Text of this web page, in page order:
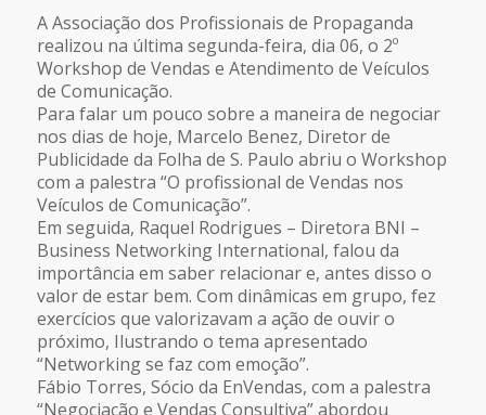
A Associação dos Profissionais de Propaganda
realizou na última segunda-feira, dia 06, o 2º
Workshop de Vendas e Atendimento de Veículos
de Comunicação.
Para falar um pouco sobre a maneira de negociar
nos dias de hoje, Marcelo Benez, Diretor de
Publicidade da Folha de S. Paulo abriu o Workshop
com a palestra “O profissional de Vendas nos
Veículos de Comunicação”.
Em seguida, Raquel Rodrigues – Diretora BNI –
Business Networking International, falou da
importância em saber relacionar e, antes disso o
valor de estar bem. Com dinâmicas em grupo, fez
exercícios que valorizavam a ação de ouvir o
próximo, Ilustrando o tema apresentado
“Networking se faz com emoção”.
Fábio Torres, Sócio da EnVendas, com a palestra
“Negociação e Vendas Consultiva” abordou